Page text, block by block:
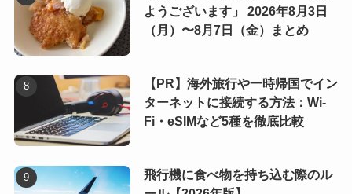
ようございます」 2026年8月3日
（月）〜8月7日（金）まとめ
【PR】海外旅行や一時帰国でイン
ターネットに接続する方法：Wi-
Fi・eSIMなど5種を徹底比較
飛行機に食べ物を持ち込む際のル